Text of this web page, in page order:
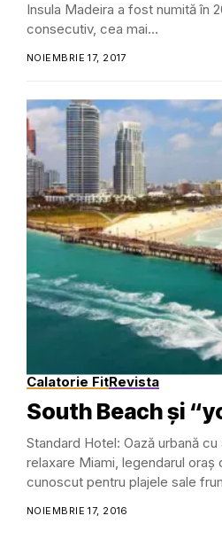
Insula Madeira a fost numită în
consecutiv, cea mai...
NOIEMBRIE 17, 2017
Calatorie FitRevista
South Beach și
Standard Hotel: Oază urbană
relaxare Miami, legendarul oraș
cunoscut pentru plajele sale
NOIEMBRIE 17, 2016